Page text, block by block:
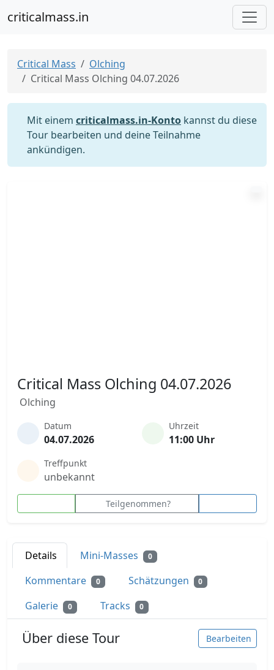
criticalmass.in
Critical Mass
Olching
Critical Mass Olching 04.07.2026
Mit einem criticalmass.in-Konto kannst du diese
Tour bearbeiten und deine Teilnahme
ankündigen.
Critical Mass Olching 04.07.2026
Olching
Datum
04.07.2026
Uhrzeit
11:00 Uhr
Treffpunkt
unbekannt
Teilgenommen?
Details Mini-Masses 0
Kommentare 0 Schätzungen 0
Galerie 0 Tracks 0
Über diese Tour Bearbeiten